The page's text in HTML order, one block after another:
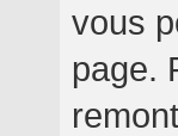
vous
page.